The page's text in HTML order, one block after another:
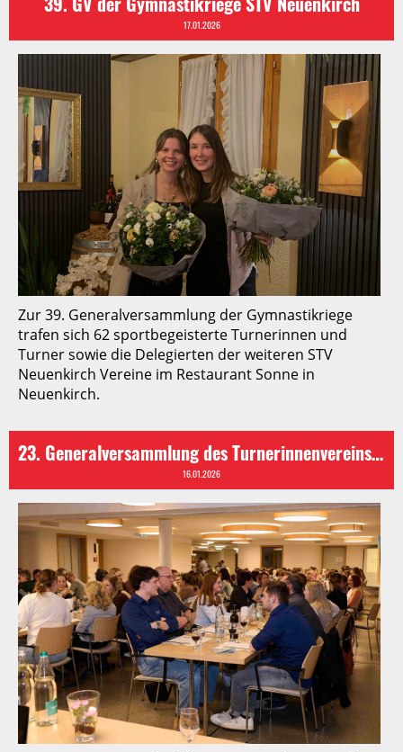
17.01.2026
Zur 39. Generalversammlung der Gymnastikriege
trafen sich 62 sportbegeisterte Turnerinnen und
Turner sowie die Delegierten der weiteren STV
Neuenkirch Vereine im Restaurant Sonne in
Neuenkirch.
23. Generalversammlung des Turnerinnenvereins STV Neuenkirch
16.01.2026